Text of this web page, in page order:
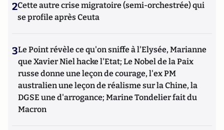
2Cette autre crise migratoire (semi-orchestrée) qui
se profile après Ceuta
3Le Point révèle ce qu'on sniffe à l'Elysée, Marianne
que Xavier Niel hacke l'Etat; Le Nobel de la Paix
russe donne une leçon de courage, l'ex PM
australien une leçon de réalisme sur la Chine, la
DGSE une d'arrogance; Marine Tondelier fait du
Macron